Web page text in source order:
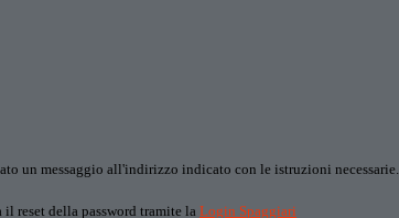
un messaggio all'indirizzo indicato con le istruzioni necessarie.
reset della password tramite la Login Spaggiari